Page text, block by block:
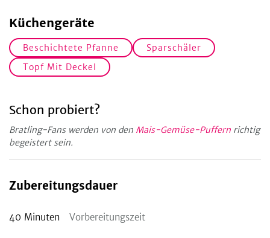
Küchengeräte
Beschichtete Pfanne
Sparschäler
Topf Mit Deckel
Schon probiert?
Bratling-Fans werden von den Mais-Gemüse-Puffern richtig
begeistert sein.
Zubereitungsdauer
40 Minuten Vorbereitungszeit